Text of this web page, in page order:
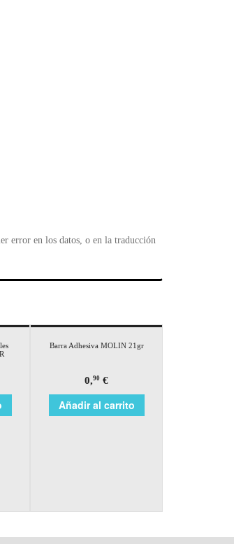
error en los datos, o en la traducción
Barra Adhesiva MOLIN 21gr
0,90 €
Añadir al carrito